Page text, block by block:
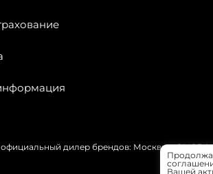
дилер брендов: Москвич,
Вашей